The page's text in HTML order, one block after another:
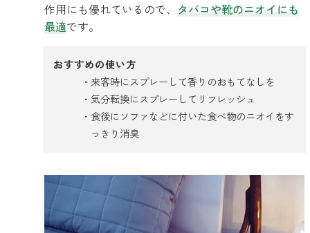
作用にも優れているので、 タバコや靴のニオイにも
最適です。
おすすめの使い方
来客時にスプレーして香りのおもてなしを
気分転換にスプレーしてリフレッシュ
食後にソファなどに付いた食べ物のニオイをす
っきり消臭